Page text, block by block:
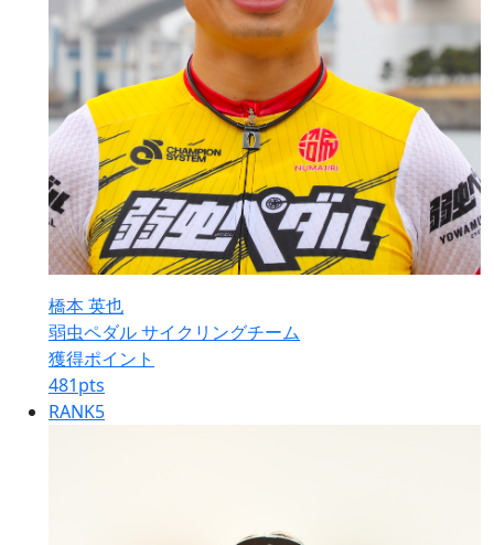
橋本 英也
弱虫ペダル サイクリングチーム
獲得ポイント
481pts
RANK5